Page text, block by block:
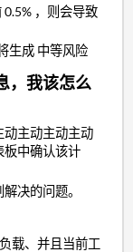
，则会导致
生成 中等风险
，我该怎么
动主动主动主动
板中确认该计
决的问题。
载、并且当前工